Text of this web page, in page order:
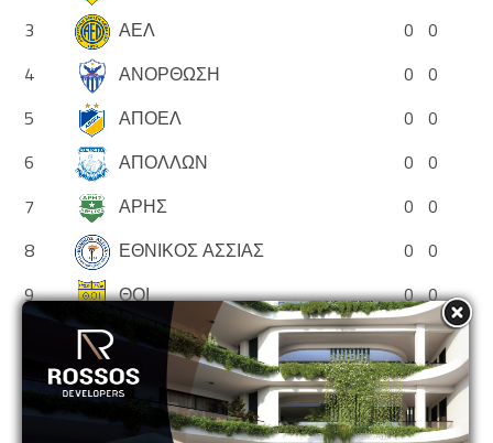
3
ΑΕΛ 0 0
4
ΑΝΟΡΘΩΣΗ 0 0
5
ΑΠΟΕΛ 0 0
6
ΑΠΟΛΛΩΝ 0 0
7
ΑΡΗΣ 0 0
8
ΕΘΝΙΚΟΣ ΑΣΣΙΑΣ 0 0
9
ΘΟΙ 0 0
ΝΕΑ ΣΑΛΑΜΙΝΑ 0 0
11
ΟΛΥΜΠΙΑΚΟΣ 0 0
ΟΜΟΝΟΙΑ 0 0